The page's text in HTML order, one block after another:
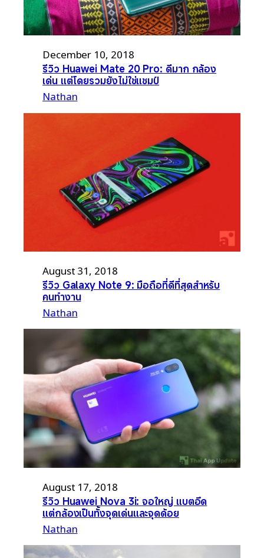
December 10, 2018
รีวิว Huawei Mate 20 Pro: ดีมาก กล้อง
เด่น แต่โดยรวมยังไม่ใช่แชมป์
Nathan
August 31, 2018
รีวิว Galaxy Note 9: มือถือที่ดีที่สุดสำหรับ
คนทำงาน
Nathan
August 17, 2018
รีวิว Huawei Nova 3i: จอใหญ่ แบตอึด
แต่กล้องเป็นทั้งจุดเด่นและจุดด้อย
Nathan